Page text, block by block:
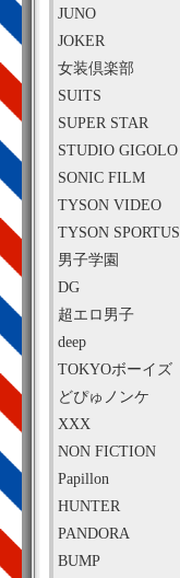
JUNO
JOKER
女装倶楽部
SUITS
SUPER STAR
STUDIO GIGOLO
SONIC FILM
TYSON VIDEO
TYSON SPORTUS
男子学園
DG
超エロ男子
deep
TOKYOボーイズ
どぴゅノンケ
XXX
NON FICTION
Papillon
HUNTER
PANDORA
BUMP